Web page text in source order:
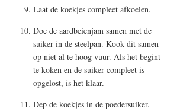
Laat de koekjes compleet afkoelen.
Doe de aardbeienjam samen met de
suiker in de steelpan. Kook dit samen
op niet al te hoog vuur. Als het begint
te koken en de suiker compleet is
opgelost, is het klaar.
Dep de koekjes in de poedersuiker.